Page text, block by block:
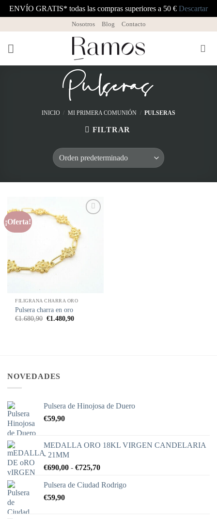
ENVÍO GRATIS* todas las compras superiores a 50 € Descartar
contenido
Nosotros Blog Contacto
Pulseras
INICIO / MI PRIMERA COMUNIÓN / PULSERAS
FILTRAR
¡Oferta!
FILIGRANA CHARRA ORO
Pulsera charra en oro
€1.680,90 El
€1.480,90El
NOVEDADES
Pulsera de Hinojosa de Duero
€59,90
MEDALLA ORO 18KL VIRGEN CANDELARIA
- 21MM
€690,00 - €725,70Rango
precios:
Pulsera de Ciudad Rodrigo
€59,90